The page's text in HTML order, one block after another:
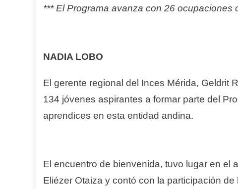
*** El Programa avanza con 26 ocupaciones
NADIA LOBO
El gerente regional del Inces Mérida, Geldrit
134 jóvenes aspirantes a formar parte del
aprendices en esta entidad andina.
El encuentro de bienvenida, tuvo lugar en el
Eliézer Otaiza y contó con la participación